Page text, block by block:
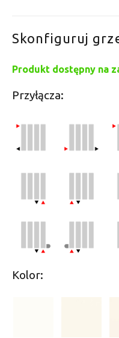
Skonfiguruj
Produkt dostępny na
Przyłącza:
Kolor: